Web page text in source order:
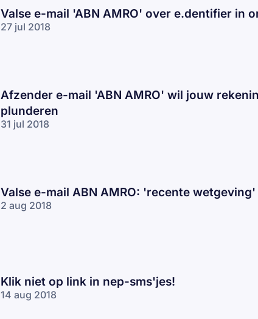
Valse e-mail 'ABN AMRO' over e.dentifier in
27 jul 2018
Afzender e-mail 'ABN AMRO' wil jouw
plunderen
31 jul 2018
Valse e-mail ABN AMRO: 'recente wetgeving'
2 aug 2018
Klik niet op link in nep-sms'jes!
14 aug 2018